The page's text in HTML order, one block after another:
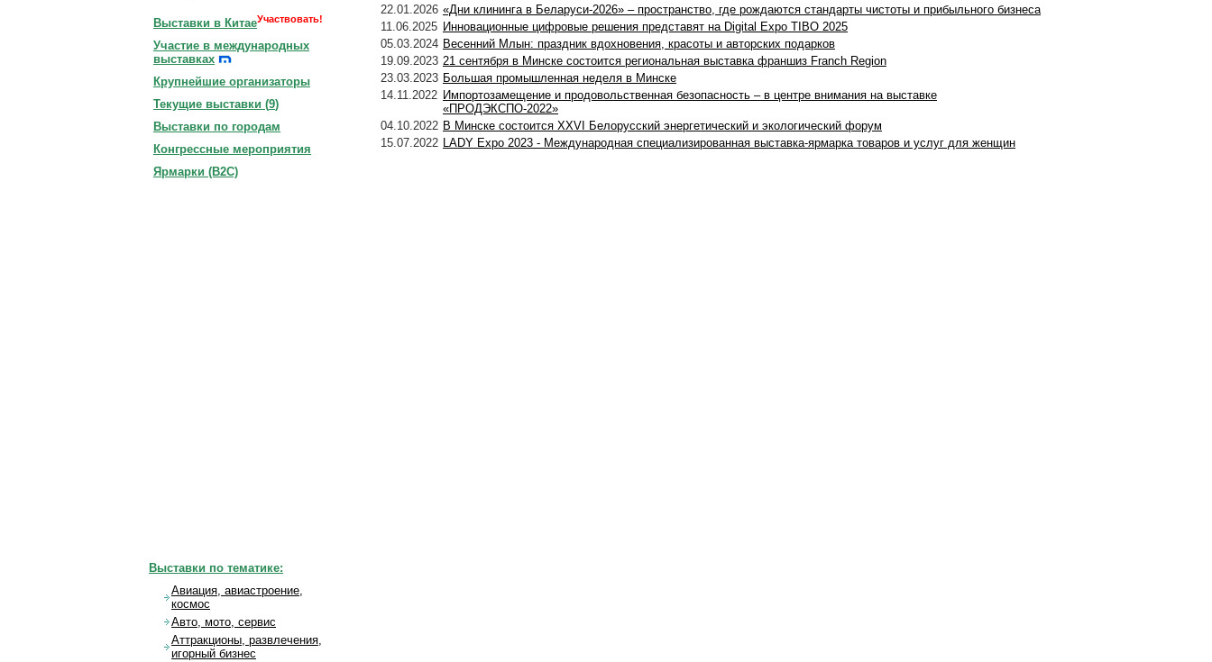
22.01.2026 «Дни клининга в Беларуси-2026» – пространство, где рождаются стандарты чистоты и прибыльного бизнеса
11.06.2025 Инновационные цифровые решения представят на Digital Expo TIBO 2025
05.03.2024 Весенний Млын: праздник вдохновения, красоты и авторских подарков
19.09.2023 21 сентября в Минске состоится региональная выставка франшиз Franch Region
23.03.2023 Большая промышленная неделя в Минске
14.11.2022 Импортозамещение и продовольственная безопасность – в центре внимания на выставке
«ПРОДЭКСПО-2022»
04.10.2022 В Минске состоится XXVI Белорусский энергетический и экологический форум
15.07.2022 LADY Expo 2023 - Международная специализированная выставка-ярмарка товаров и услуг для женщин
Выставки в КитаеУчаствовать!
Участие в международных
выставках
Крупнейшие организаторы
Текущие выставки (9)
Выставки по городам
Конгрессные мероприятия
Ярмарки (B2C)
Выставки по тематике:
Авиация, авиастроение,
космос
Авто, мото, сервис
Аттракционы, развлечения,
игорный бизнес